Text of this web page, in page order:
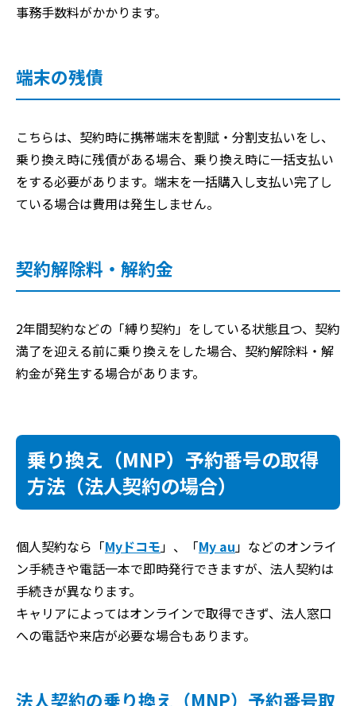
事務手数料がかかります。
端末の残債
こちらは、契約時に携帯端末を割賦・分割支払いをし、
乗り換え時に残債がある場合、乗り換え時に一括支払い
をする必要があります。端末を一括購入し支払い完了し
ている場合は費用は発生しません。
契約解除料・解約金
2年間契約などの「縛り契約」をしている状態且つ、契約
満了を迎える前に乗り換えをした場合、契約解除料・解
約金が発生する場合があります。
乗り換え（MNP）予約番号の取得
方法（法人契約の場合）
個人契約なら「Myドコモ」、「My au」などのオンライ
ン手続きや電話一本で即時発行できますが、法人契約は
手続きが異なります。
キャリアによってはオンラインで取得できず、法人窓口
への電話や来店が必要な場合もあります。
法人契約の乗り換え（MNP）予約番号取